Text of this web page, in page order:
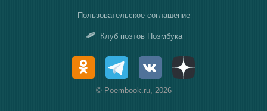
Пользовательское соглашение
Клуб поэтов Поэмбука
© Poembook.ru, 2026